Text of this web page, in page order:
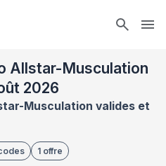
Allstar-Musculation
2026
Musculation valides et
1 offre